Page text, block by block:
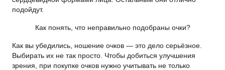
подойдут.
Как понять, что неправильно подобраны очки?
Как вы убедились, ношение очков — это дело серьёзное.
Выбирать их не так просто. Чтобы добиться улучшения
зрения, при покупке очков нужно учитывать не только